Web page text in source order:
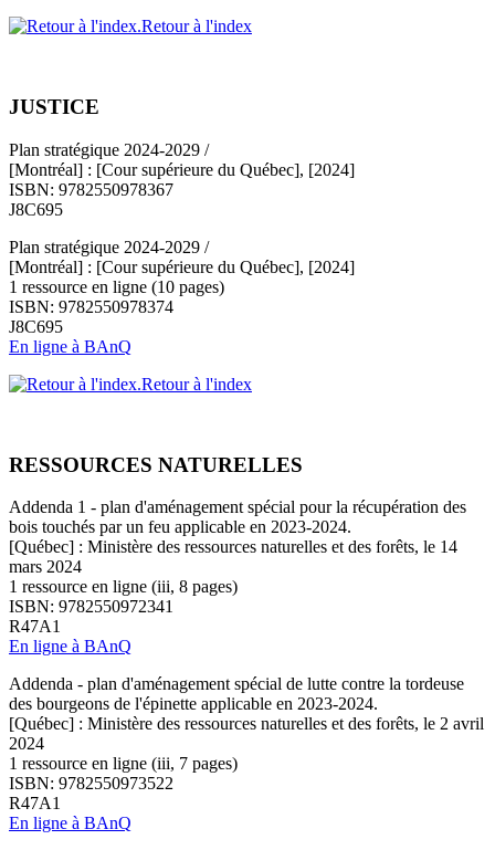
Retour à l'index
JUSTICE
Plan stratégique 2024-2029 /
[Montréal] : [Cour supérieure du Québec], [2024]
ISBN: 9782550978367
J8C695
Plan stratégique 2024-2029 /
[Montréal] : [Cour supérieure du Québec], [2024]
1 ressource en ligne (10 pages)
ISBN: 9782550978374
J8C695
En ligne à BAnQ
Retour à l'index
RESSOURCES NATURELLES
Addenda 1 - plan d'aménagement spécial pour la récupération des
bois touchés par un feu applicable en 2023-2024.
[Québec] : Ministère des ressources naturelles et des forêts, le 14
mars 2024
1 ressource en ligne (iii, 8 pages)
ISBN: 9782550972341
R47A1
En ligne à BAnQ
Addenda - plan d'aménagement spécial de lutte contre la tordeuse
des bourgeons de l'épinette applicable en 2023-2024.
[Québec] : Ministère des ressources naturelles et des forêts, le 2 avril
2024
1 ressource en ligne (iii, 7 pages)
ISBN: 9782550973522
R47A1
En ligne à BAnQ